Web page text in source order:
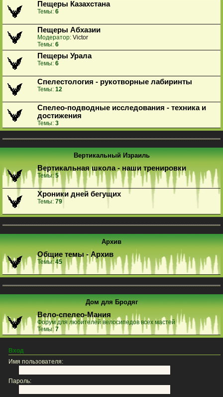
Пещеры Казахстана
Темы: 6
Пещеры Абхазии
Модератор: Victor
Темы: 6
Пещеры Урала
Темы: 6
Спелестология - рукотворные лабиринты
Темы: 12
Спелео-подводные исследования - техника и
достижения
Темы: 3
Вертикальный Израиль
Вертикальная школа - наши тренировки
Темы:5
Хроники дней бегущих
Темы: 79
Архив
Общие темы - Архив
Темы:45
Дом для Бродяг
Вело-спелео-Мания
Форум для любителей велосипедов всех мастей
Темы:7
Вход
Имя пользователя:
Пароль: